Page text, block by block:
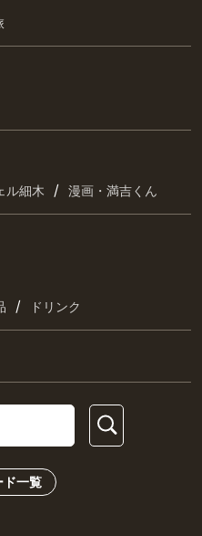
ル細木 / 漫画・満吉くん
/ ドリンク
ド一覧